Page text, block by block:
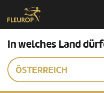
In welches Land
ÖSTERREICH